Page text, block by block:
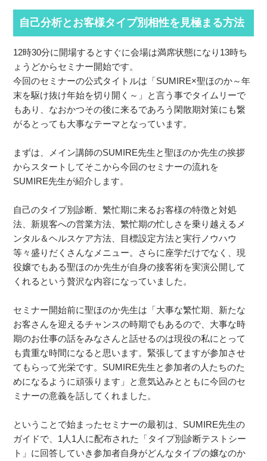
自己分析とお客様タイプ別相性を見極まる方法
12時30分に開場するとすぐに会場は満席状態になり13時ち
ょうどからセミナー開始です。
今回のセミナーの公式タイトルは「SUMIRE×聖ほのか～年
末を駆け抜け年始を切り開く～」と言う事でタイムリーで
もあり、なおかつその後に来るであろう閑散期対策にも繋
がるとっても大事なテーマとなっています。
まずは、メイン講師のSUMIRE先生と聖ほのか先生の挨拶
からスタートしてそこから今回のセミナーの流れを
SUMIRE先生が紹介します。
自己のタイプ別診断、繁忙期に来るお客様の特徴と対処
法、新規客への営業方法、繁忙期の忙しさを乗り越えるメ
ンタル＆ヘルスケア方法、目標設定方法と実行ノウハウ
等々盛りだくさんなメニュー。さらに座学だけでなく、現
役嬢でもある聖ほのか先生が自身の接客術を実演公開して
くれるという贅沢な内容になっていました。
セミナー開始前に聖ほのか先生は「大事な繁忙期、新たな
お客さんを迎えるチャンスの時期でもあるので、大事な時
期のお仕事の話をみなさんと話せるのは現役の私にとって
も貴重な時間になると思います。緊張してますが参加させ
てもらって光栄です。SUMIRE先生と参加者の人たちのた
めになるように頑張ります」と意気込みとともに今回のセ
ミナーの意義を話してくれました。
ということで始まったセミナーの最初は、SUMIRE先生の
ガイドで、1人1人に配布された「タイプ別診断テストシー
ト」に回答していき参加者自身がどんなタイプの嬢なのか